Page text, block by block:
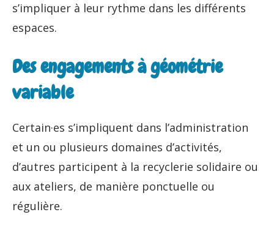
s’impliquer à leur rythme dans les différents
espaces.
Des engagements à géométrie
variable
Certain·es s’impliquent dans l’administration
et un ou plusieurs domaines d’activités,
d’autres participent à la recyclerie solidaire ou
aux ateliers, de manière ponctuelle ou
régulière.